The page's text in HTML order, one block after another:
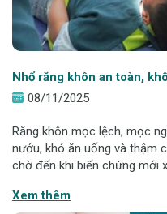
Nhổ răng khôn an toàn,
08/11/2025
Răng khôn mọc lệch, mọc
nướu, khó ăn uống và thậm
chờ đến khi biến chứng mới
công nghệ siêu âm
Xem thêm